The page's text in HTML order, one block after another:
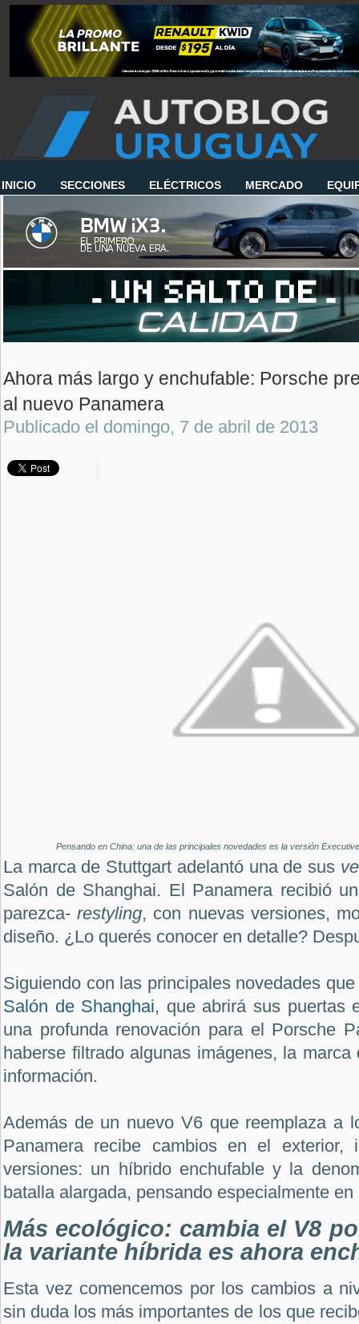
INICIO SECCIONES ELÉCTRICOS MERCADO
Ahora más largo y enchufable: Porsche
al nuevo Panamera
Publicado el domingo, 7 de abril de 2013
Pensando en China: una de las principales novedades es la versión
La marca de Stuttgart adelantó una de sus
Salón de Shanghai. El Panamera recibió
parezca-restyling, con nuevas versiones,
diseño. ¿Lo querés conocer en detalle?
Siguiendo con las principales novedades
Salón de Shanghai, que abrirá sus puertas
una profunda renovación para el Porsche
haberse filtrado algunas imágenes, la
información.
Además de un nuevo V6 que reemplaza a
Panamera recibe cambios en el exterior,
versiones: un híbrido enchufable y la
batalla alargada, pensando especialmente
Más ecológico: cambia el V8
la variante híbrida es ahora
Esta vez comencemos por los cambios a
sin duda los más importantes de los que